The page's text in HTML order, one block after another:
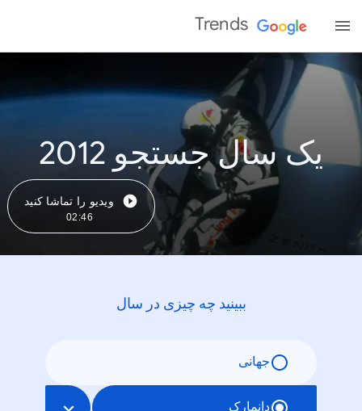
Trends
یک سال جستجو 2012
ویدیو را تماشا کنید
02:46
ببینید چه چیزی در سال
جهانی
دانمارک